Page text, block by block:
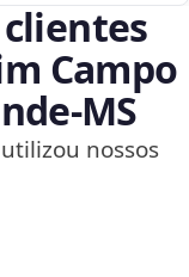
Campo
nossos